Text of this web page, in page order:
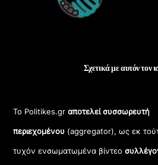
Σχετικά με αυτόν τον
Το Politikes.grαποτελεί συσσωρευτή
περιεχομένου (aggregator), ως εκ
τυχόν ενσωματωμένα βίντεο